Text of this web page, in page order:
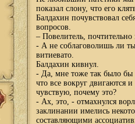
показал слону, что его
Балдахин почувствовал
вопросов.
– Повелитель,
- А не соблаговолишь ли
витиевато.
Балдахин кивнул.
- Да, мне тоже так было бы
что все вокруг двигаются
чувствую, почему это?
- Ах, это, - отмахнулся
заклинании имелись
составляющими